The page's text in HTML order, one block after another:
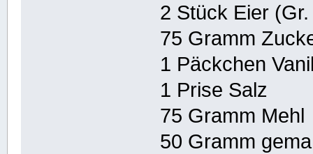
2 Stück Eier
75 Gramm
1 Päckchen
1 Prise Salz
75 Gramm Mehl
50 Gramm